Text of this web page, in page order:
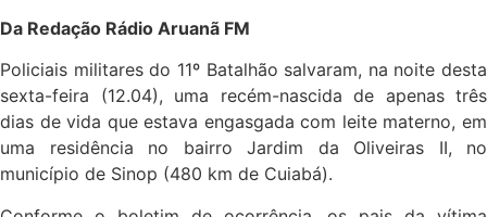
Da Redação Rádio Aruanã FM
Policiais militares do 11º Batalhão salvaram, na noite desta
sexta-feira (12.04), uma recém-nascida de apenas três
dias de vida que estava engasgada com leite materno, em
uma residência no bairro Jardim da Oliveiras II, no
município de Sinop (480 km de Cuiabá).